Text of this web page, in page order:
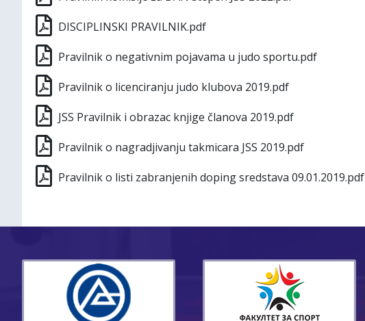
DISCIPLINSKI PRAVILNIK.pdf
Pravilnik o negativnim pojavama u judo sportu.pdf
Pravilnik o licenciranju judo klubova 2019.pdf
JSS Pravilnik i obrazac knjige članova 2019.pdf
Pravilnik o nagradjivanju takmicara JSS 2019.pdf
Pravilnik o listi zabranjenih doping sredstava 09.01.2019.pdf